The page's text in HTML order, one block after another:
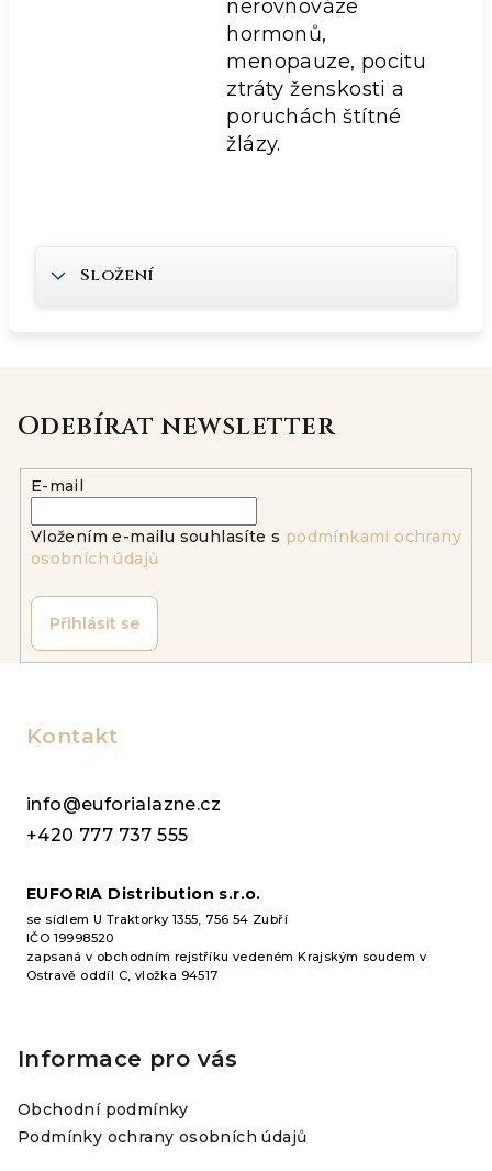
nerovnováze
hormonů,
menopauze, pocitu
ztráty ženskosti a
poruchách štítné
žlázy.
Složení
Odebírat newsletter
E-mail
Vložením e-mailu souhlasíte s podmínkami ochrany
osobních údajů
Přihlásit se
Kontakt
info@euforialazne.cz
+420 777 737 555
EUFORIA Distribution s.r.o.
se sídlem U Traktorky 1355, 756 54 Zubří
IČO 19998520
zapsaná v obchodním rejstříku vedeném Krajským soudem v
Ostravě oddíl C, vložka 94517
Informace pro vás
Obchodní podmínky
Podmínky ochrany osobních údajů